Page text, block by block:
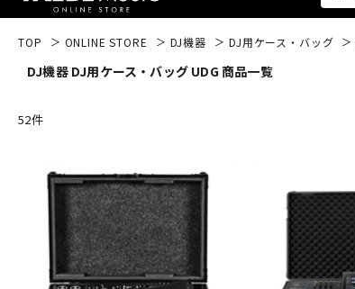
エレキギター
キーボード
DJ機器 DTM
TOP ONLINE STORE DJ機器 DJ用ケース・バッグ
DJ機器 DJ用ケース・バッグ UDG 商品一覧
52件